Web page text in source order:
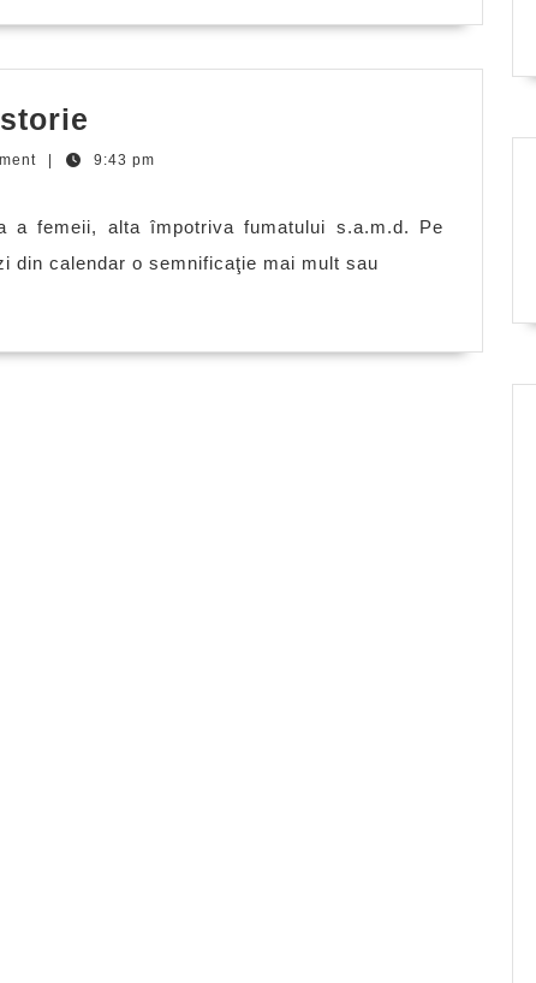
de
aprilie
în
9:43 pm
femeii, alta împotriva fumatului s.a.m.d. Pe
din calendar o semnificaţie mai mult sau